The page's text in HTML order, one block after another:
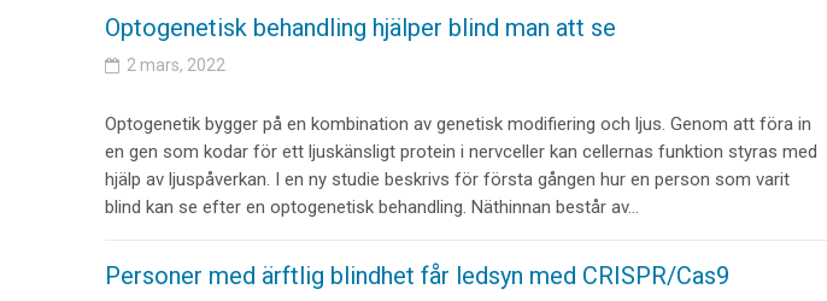
Optogenetisk behandling hjälper blind man att se
2 mars, 2022
Optogenetik bygger på en kombination av genetisk modifiering och ljus. Genom att föra in
en gen som kodar för ett ljuskänsligt protein i nervceller kan cellernas funktion styras med
hjälp av ljuspåverkan. I en ny studie beskrivs för första gången hur en person som varit
blind kan se efter en optogenetisk behandling. Näthinnan består av…
Personer med ärftlig blindhet får ledsyn med CRISPR/Cas9